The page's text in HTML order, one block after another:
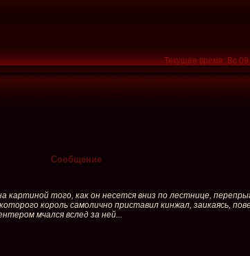
Текущее время: Вс
Сообщение
того, как он несется вниз по лестнице,
король самолично приставил кинжал, заикаясь,
мчался вслед за ней...